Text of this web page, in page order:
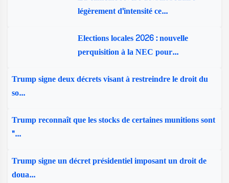
légèrement d'intensité ce...
Elections locales 2026 : nouvelle
perquisition à la NEC pour...
Trump signe deux décrets visant à restreindre le droit du
so...
Trump reconnaît que les stocks de certaines munitions sont
"...
Trump signe un décret présidentiel imposant un droit de
doua...